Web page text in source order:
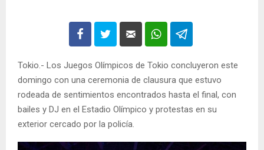
Tokio.- Los Juegos Olímpicos de Tokio concluyeron este
domingo con una ceremonia de clausura que estuvo
rodeada de sentimientos encontrados hasta el final, con
bailes y DJ en el Estadio Olímpico y protestas en su
exterior cercado por la policía.